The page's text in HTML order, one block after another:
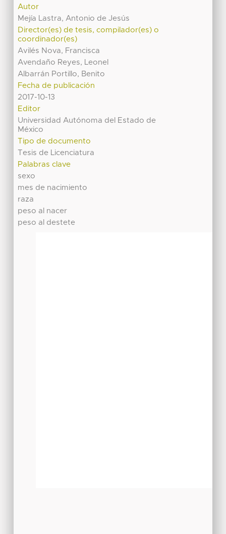
Autor
Mejía Lastra, Antonio de Jesús
Director(es) de tesis, compilador(es) o
coordinador(es)
Avilés Nova, Francisca
Avendaño Reyes, Leonel
Albarrán Portillo, Benito
Fecha de publicación
2017-10-13
Editor
Universidad Autónoma del Estado de
México
Tipo de documento
Tesis de Licenciatura
Palabras clave
sexo
mes de nacimiento
raza
peso al nacer
peso al destete